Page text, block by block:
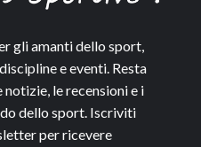
gli amanti dello sport,
e eventi. Resta
le recensioni e i
dello sport. Iscriviti
per ricevere